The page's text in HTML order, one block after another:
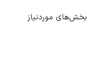
بخش‌های موردنیاز